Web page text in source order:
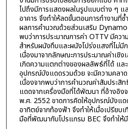
ไปถึงมีการแสดงผลในรูปแบบต่าง ๆ แ
อาคาร จึงทำให้ลดขั้นตอนการทำงานที่
ผลการคำนวณด้วยส่วนเสริม
พบว่าการประมาณการค่า OTTV มีคว
สำหรับผนังทึบและผนังโปร่งแสงที่ไม่มี
เนื่องมาจากลักษณะการประมาณค่าเชิ
เกิดความแตกต่างของผลลัพธ์ที่ได้ แล
อุปกรณ์บังแดดรวมด้วย จะมีความคลา
เนื่องจากพบว่าการคำนวณค่าสัมประ
แดดจากเครื่องมือที่ได้พัฒนา ที่อ้างอิง
พ.ศ. 2552 ขาดการคิดให้อุปกรณ์บังแด
อาทิตย์จากท้องฟ้า จึงทำให้เมื่อเปรียบ
มือที่พัฒนากับโปรแกรม BEC จึงทำให้